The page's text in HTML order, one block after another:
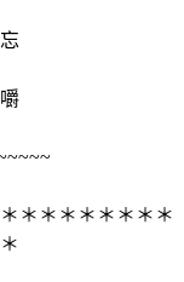
＊＊＊＊＊＊＊＊